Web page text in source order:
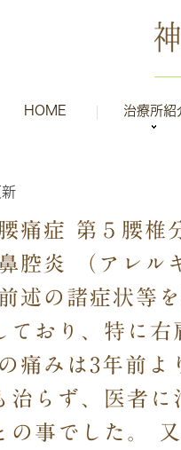
HOME 治療所紹
痛症 第５腰椎
腔炎 （アレ
述の諸症状等
ており、特に
痛みは3年前よ
治らず、医者
の事でした。